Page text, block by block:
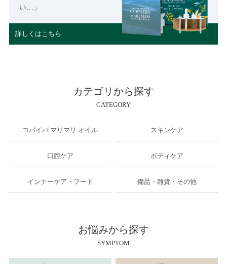
い…」
詳しくはこちら
カテゴリから探す
CATEGORY
コパイバ マリマリ オイル スキンケア
口腔ケア ボディケア
インナーケア・フード 備品・雑貨・その他
お悩みから探す
SYMPTOM